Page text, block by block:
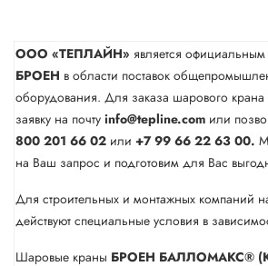
ООО «ТЕПЛАЙН» является
БРОЕН в области поставок
оборудования. Для заказа шарового крана
заявку на почту info@tepline.com или
800 201 66 02 или +7 99 66 22 63 00.
на Ваш запрос и подготовим для Вас
Для строительных и монтажных компаний
действуют специальные условия в
Шаровые краны БРОЕН БАЛЛОМАКС®